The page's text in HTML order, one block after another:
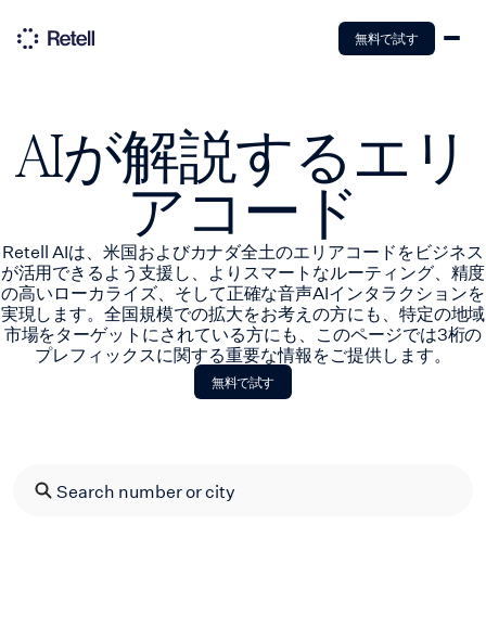
無料で試す
AIが解説するエリ
アコード
Retell AIは、米国およびカナダ全土のエリアコードをビジネス
が活用できるよう支援し、よりスマートなルーティング、精度
の高いローカライズ、そして正確な音声AIインタラクションを
実現します。全国規模での拡大をお考えの方にも、特定の地域
市場をターゲットにされている方にも、このページでは3桁の
プレフィックスに関する重要な情報をご提供します。
無料で試す